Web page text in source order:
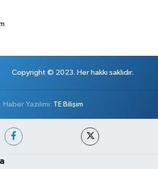
Copyright © 2023. Her hakkı saklıdır.
Haber Yazılımı: TE Bilişim